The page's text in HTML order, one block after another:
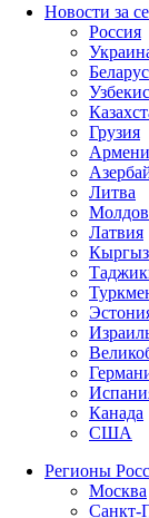
Новости за
Россия
Грузия
Литва
Латвия
Канада
США
Регионы
Москва
Санкт-